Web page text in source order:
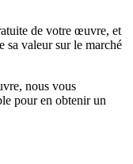
de votre œuvre, et
sa valeur sur le marché
nous vous
pour en obtenir un